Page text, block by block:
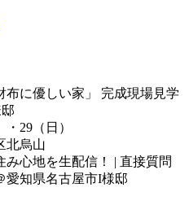
布に優しい家」 完成現場見学
29（日）
北烏山
心地を生配信！ | 直接質問
愛知県名古屋市I様邸